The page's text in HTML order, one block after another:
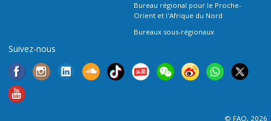
Bureau régional pour le Proche-
Orient et l'Afrique du Nord
Bureaux sous-régionaux
Suivez-nous
© FAO, 2026